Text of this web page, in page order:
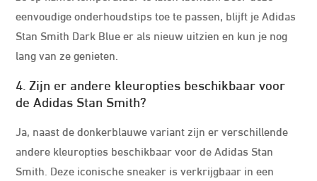
eenvoudige onderhoudstips toe te passen, blijft je Adidas
Stan Smith Dark Blue er als nieuw uitzien en kun je nog
lang van ze genieten.
4. Zijn er andere kleuropties beschikbaar voor
de Adidas Stan Smith?
Ja, naast de donkerblauwe variant zijn er verschillende
andere kleuropties beschikbaar voor de Adidas Stan
Smith. Deze iconische sneaker is verkrijgbaar in een